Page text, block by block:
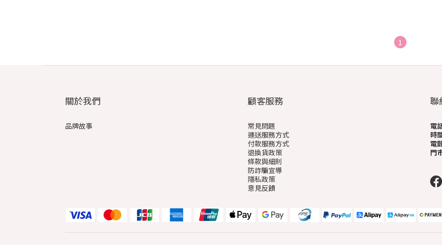
1
關於我們
品牌故事
顧客服務
常見問題
運送服務方式
付款服務方式
退換貨政策
條款與細則
防詐騙宣導
隱私政策
意見反饋
聯
電
時
電
門